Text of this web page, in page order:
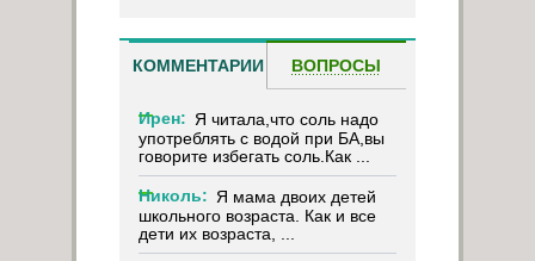
КОММЕНТАРИИ ВОПРОСЫ
Ирен: Я читала,что соль надо
употреблять с водой при БА,вы
говорите избегать соль.Как ...
Николь: Я мама двоих детей
школьного возраста. Как и все
дети их возраста, ...